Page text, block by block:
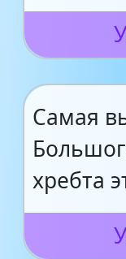
Самая
хребта